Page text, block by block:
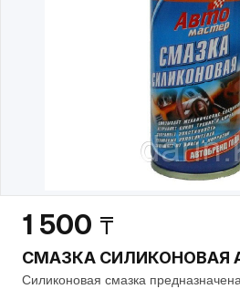
1 500 ₸
СМАЗКА СИЛИКОНОВАЯ
Силиконовая смазка